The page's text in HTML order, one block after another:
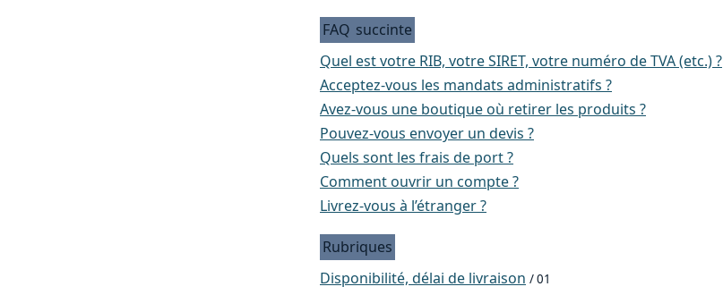
FAQ succinte
Quel est votre RIB, votre SIRET, votre numéro de TVA (etc.) ?
Acceptez-vous les mandats administratifs ?
Avez-vous une boutique où retirer les produits ?
Pouvez-vous envoyer un devis ?
Quels sont les frais de port ?
Comment ouvrir un compte ?
Livrez-vous à l’étranger ?
Rubriques
Disponibilité, délai de livraison / 01